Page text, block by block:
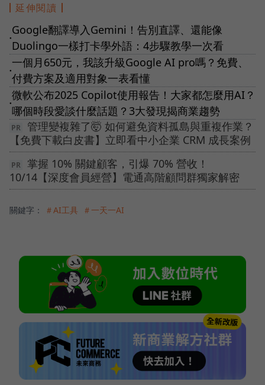
延伸閱讀
●
Google翻譯導入Gemini！告別直譯、還能像
Duolingo一樣打卡學外語：4步驟教學一次看
●
一個月650元，我該升級Google AI pro嗎？免費、
付費方案及適用對象一表看懂
●
微軟公布2025 Copilot使用報告！大家都怎麼用AI？
哪個時段愛談什麼話題？3大發現揭商業趨勢
管理變複雜了🤯 如何避免資料孤島與重複作業？
【免費下載白皮書】立即看中小企業 CRM 成長案例
掌握 10% 關鍵顧客，引爆 70% 營收！
10/14【深度會員經營】電通高階顧問群獨家解密
關鍵字： ＃AI工具 ＃一天一AI